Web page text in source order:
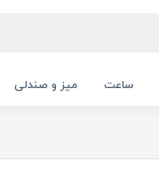
ساعت میز و صندلی